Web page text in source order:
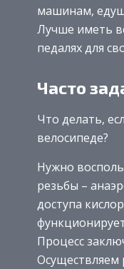
машинам,
Лучше иметь
педалях для
Часто
Что делать,
велосипеде?
Нужно
резьбы –
доступа
Процесс
Осуществляем